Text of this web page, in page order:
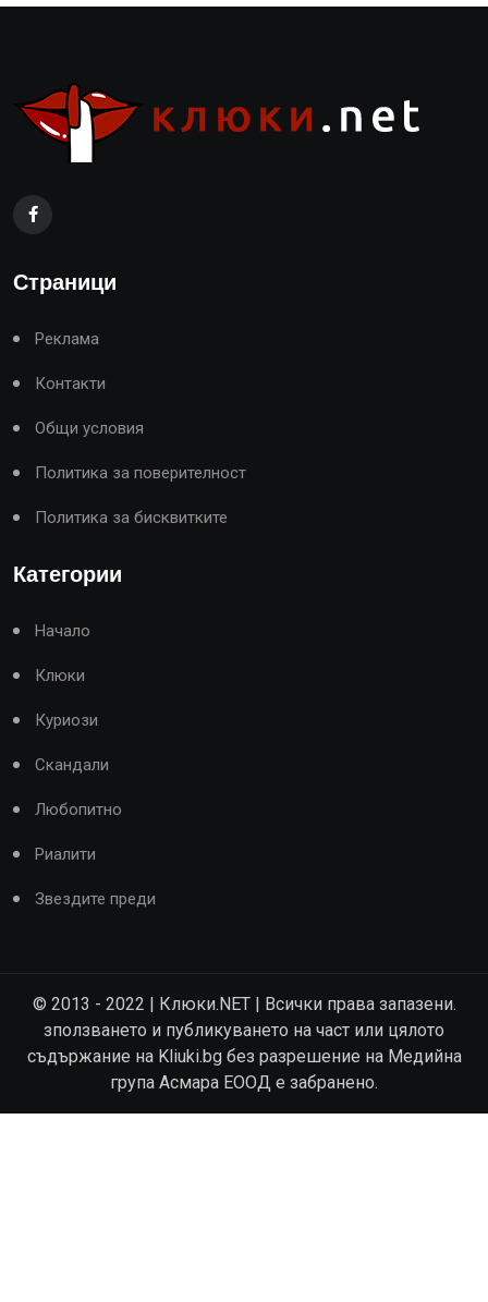
Страници
Реклама
Контакти
Общи условия
Политика за поверителност
Политика за бисквитките
Категории
Начало
Клюки
Куриози
Скандали
Любопитно
Риалити
Звездите преди
© 2013 - 2022 | Клюки.NET | Всички права запазени.
зползването и публикуването на част или цялото
съдържание на Kliuki.bg без разрешение на Медийна
група Асмара ЕООД е забранено.